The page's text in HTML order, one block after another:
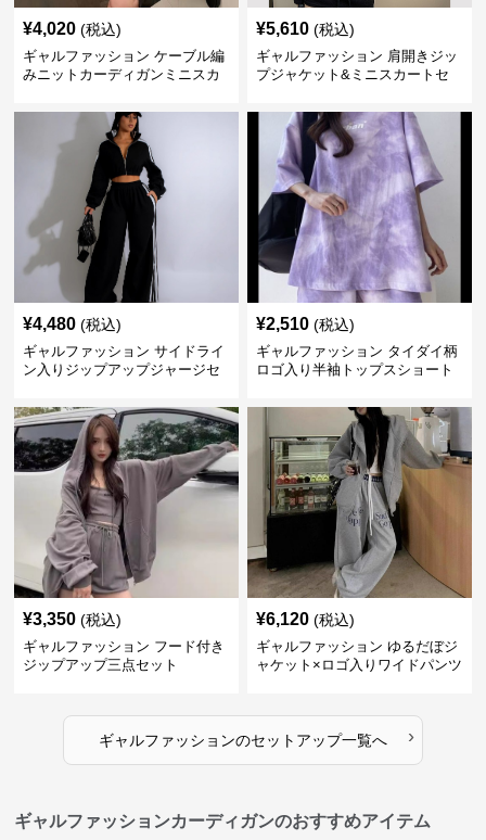
¥4,020 (税込)
ギャルファッション ケーブル編
みニットカーディガンミニスカ
¥5,610 (税込)
ギャルファッション 肩開きジッ
プジャケット&ミニスカートセ
¥4,480 (税込)
ギャルファッション サイドライ
ン入りジップアップジャージセ
¥2,510 (税込)
ギャルファッション タイダイ柄
ロゴ入り半袖トップスショート
¥3,350 (税込)
ギャルファッション フード付き
ジップアップ三点セット
¥6,120 (税込)
ギャルファッション ゆるだぼジ
ャケット×ロゴ入りワイドパンツ
ギャルファッションのセットアップ一覧へ ›
ギャルファッションカーディガンのおすすめアイテム